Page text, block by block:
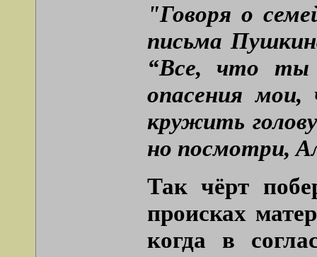
"Говоря о
письма
“Все, что ты
опасения
кружить
но посмотри,
Так чёрт
происках
когда в